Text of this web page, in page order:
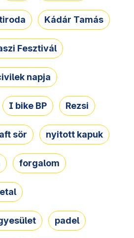
Kádár Tamás
Fesztivál
napja
I bike BP Rezsi
sör nyitott kapuk
forgalom
padel